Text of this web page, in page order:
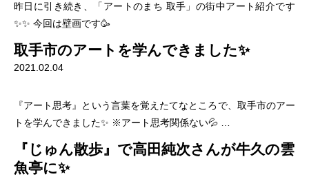
昨日に引き続き、「アートのまち 取手」の街中アート紹介です
✨✨ 今回は壁画です🥳
取手市のアートを学んできました✨
2021.02.04
『アート思考』という言葉を覚えたてなところで、取手市のアー
トを学んできました✨ ※アート思考関係ない💦 …
『じゅん散歩』で高田純次さんが牛久の雲
魚亭に✨